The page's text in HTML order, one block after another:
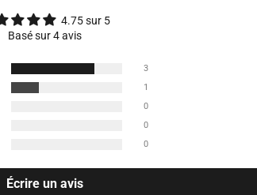
4.75 sur 5
Basé sur 4 avis
3
1
0
0
0
Écrire un avis